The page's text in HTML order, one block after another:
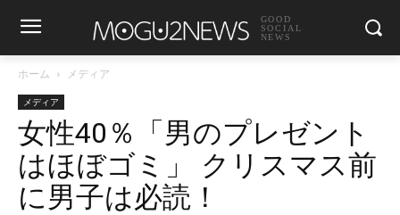
GOOD
SOCIAL
NEWS
ホーム メディア
メディア
女性40％「男のプレゼント
はほぼゴミ」 クリスマス前
に男子は必読！